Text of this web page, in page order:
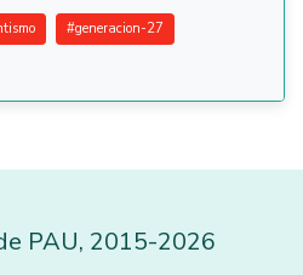
#generacion-27
PAU, 2015-2026